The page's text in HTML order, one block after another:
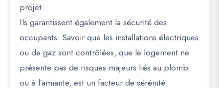
projet.
Ils garantissent également la sécurité des
occupants. Savoir que les installations électriques
ou de gaz sont contrôlées, que le logement ne
présente pas de risques majeurs liés au plomb
ou à l’amiante, est un facteur de sérénité.